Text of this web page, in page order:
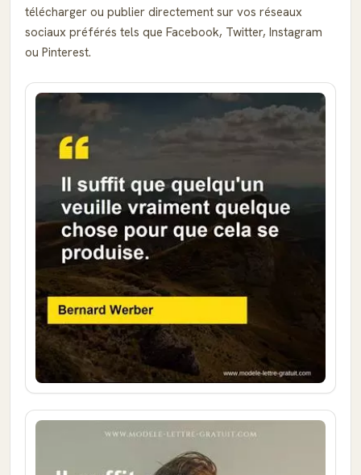
télécharger ou publier directement sur vos réseaux
sociaux préférés tels que Facebook, Twitter, Instagram
ou Pinterest.